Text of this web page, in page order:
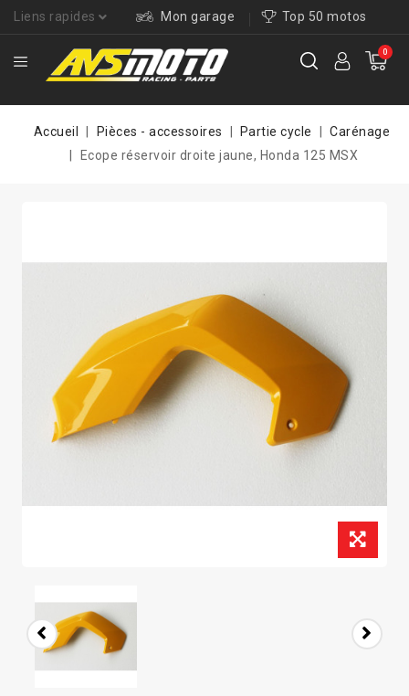
Liens rapides Mon garage Top 50 motos
0
Accueil Pièces - accessoires Partie cycle
Carénage
Ecope réservoir droite jaune, Honda 125 MSX